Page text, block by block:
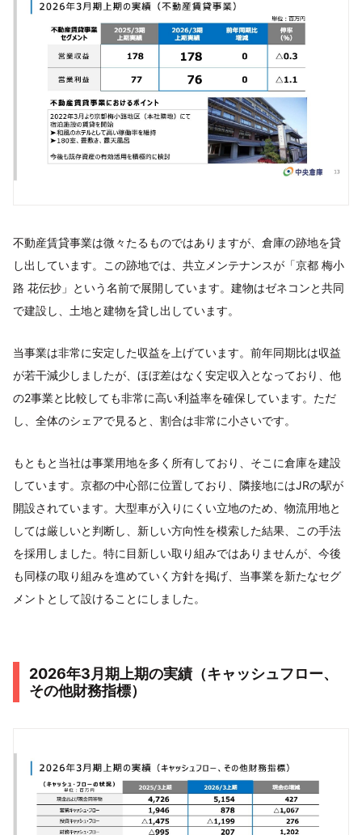
不動産賃貸事業は微々たるものではありますが、倉庫の跡地を貸
し出しています。この跡地では、共立メンテナンスが「京都 梅小
路 花伝抄」という名前で展開しています。建物はゼネコンと共同
で建設し、土地と建物を貸し出しています。
当事業は非常に安定した収益を上げています。前年同期比は収益
が若干減少しましたが、ほぼ差はなく安定収入となっており、他
の2事業と比較しても非常に高い利益率を確保しています。ただ
し、全体のシェアで見ると、割合は非常に小さいです。
もともと当社は事業用地を多く所有しており、そこに倉庫を建設
しています。京都の中心部に位置しており、隣接地にはJRの駅が
開設されています。大型車が入りにくい立地のため、物流用地と
しては厳しいと判断し、新しい方向性を模索した結果、この手法
を採用しました。特に目新しい取り組みではありませんが、今後
も同様の取り組みを進めていく方針を掲げ、当事業を新たなセグ
メントとして設けることにしました。
2026年3月期上期の実績（キャッシュフロー、
その他財務指標）